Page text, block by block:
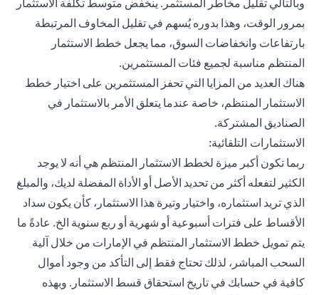
وبالتالي تقليل مخاطر المستثمر. ينخفض ​​متوسط ​​تكلفة الاستثمار
بمرور الوقت، وهذا بدوره يُسهم في تقليل المخاوف المرتبطة
بارتفاعات وانخفاضات السوق، مما يجعل خطط الاستثمار
المنتظم مناسبة لجميع فئات المستثمرين.
هناك العديد من المزايا التي تحفز المستثمرين على اختيار خطط
الاستثمار المنتظم، خاصة عندما يتعلق الأمر بالاستثمار في
الصناديق المشتركة.
الاستثمارات التلقائية:
ربما تكون أكبر ميزة لخطط الاستثمار المنتظم هي أنه لا يوجد
الكثير لتفعله أكثر من تحديد الأصل أو الأداة المفضلة لديك، والمبلغ
الذي تريد استثماره، واختيار وتيرة هذا الاستثمار، كأن يكون سداد
الأقساط على فترات أسبوعية أو شهرية أو ربع سنوية الخ. عادةً ما
يتم تمويل خطط الاستثمار المنتظم في الإمارات من خلال آلية
السحب المباشر، لذلك تحتاج فقط إلى التأكد من وجود أموال
كافية في حسابك في تاريخ استحقاق قسط الاستثمار. وبهذه